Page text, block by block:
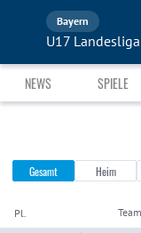
Bayern
U17
NEWS SPIELE
Gesamt Heim
Pl. Team